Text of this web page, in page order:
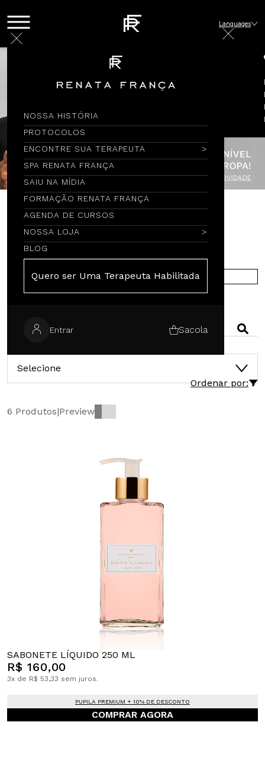
NOSSA HISTÓRIA
PROTOCOLOS
ENCONTRE SUA TERAPEUTA
SPA RENATA FRANÇA
SAIU NA MÍDIA
FORMAÇÃO RENATA FRANÇA
AGENDA DE CURSOS
NOSSA LOJA
BLOG
Quero ser Uma Terapeuta Habilitada
Entrar Sacola
Languages
Encontre por Nome
COMPRE NA EUROPA
Selecione
Ordenar por:
6 Produtos|Preview
SABONETE LÍQUIDO 250 ML
R$ 160,00
3x de R$ 53,33 sem juros.
PUPILA PREMIUM + 10% DE DESCONTO
COMPRAR AGORA